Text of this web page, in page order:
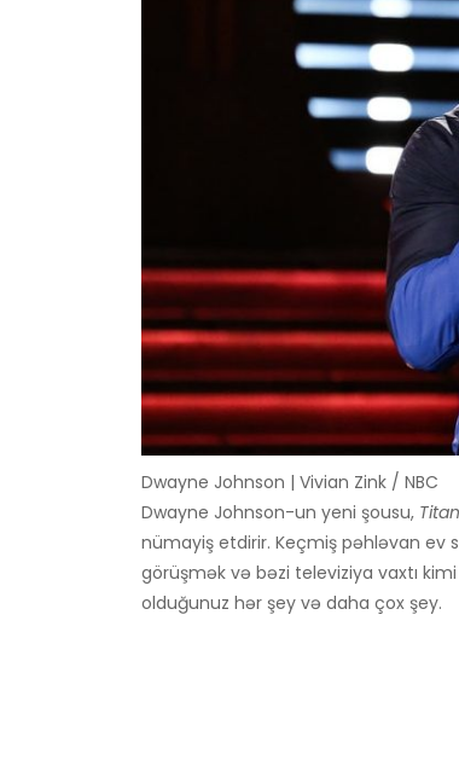
Dwayne Johnson | Vivian Zink / NBC
Dwayne Johnson-un yeni şousu,
nümayiş etdirir. Keçmiş pəhləvan ev
görüşmək və bəzi televiziya vaxtı
olduğunuz hər şey və daha çox şey.